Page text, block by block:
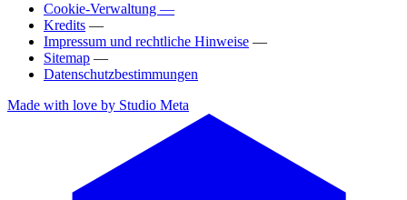
Cookie-Verwaltung —
Kredits —
Impressum und rechtliche Hinweise —
Sitemap —
Datenschutzbestimmungen
Made with love by Studio Meta